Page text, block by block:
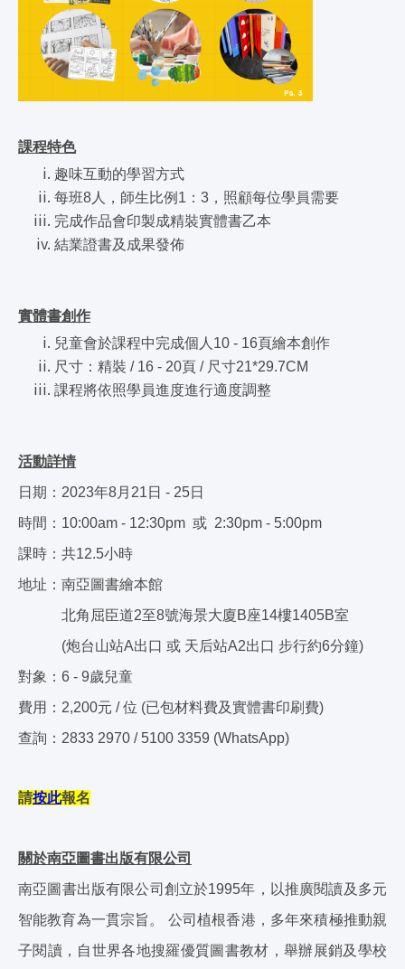
課程特色
趣味互動的學習方式
每班8人，師生比例1：3，照顧每位學員需要
完成作品會印製成精裝實體書乙本
結業證書及成果發佈
實體書創作
兒童會於課程中完成個人10 - 16頁繪本創作
尺寸：精裝 / 16 - 20頁 / 尺寸21*29.7CM
課程將依照學員進度進行適度調整
活動詳情
日期：2023年8月21日 - 25日
時間：10:00am - 12:30pm 或 2:30pm - 5:00pm
課時：共12.5小時
地址：南亞圖書繪本館
北角屈臣道2至8號海景大廈B座14樓1405B室
(炮台山站A出口 或 天后站A2出口 步行約6分鐘)
對象：6 - 9歲兒童
費用：2,200元 / 位 (已包材料費及實體書印刷費)
查詢：2833 2970 / 5100 3359 (WhatsApp)
請按此報名
關於南亞圖書出版有限公司
南亞圖書出版有限公司創立於1995年，以推廣閱讀及多元
智能教育為一貫宗旨。 公司植根香港，多年來積極推動親
子閱讀，自世界各地搜羅優質圖書教材，舉辦展銷及學校